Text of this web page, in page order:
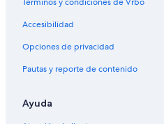
Accesibilidad
Opciones de privacidad
Pautas y reporte de contenido
Ayuda